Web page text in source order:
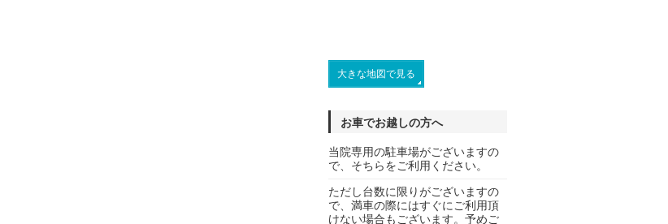
大きな地図で見る
お車でお越しの方へ
当院専用の駐車場がございますの
で、そちらをご利用ください。
ただし台数に限りがございますの
で、満車の際にはすぐにご利用頂
けない場合もございます。予めご